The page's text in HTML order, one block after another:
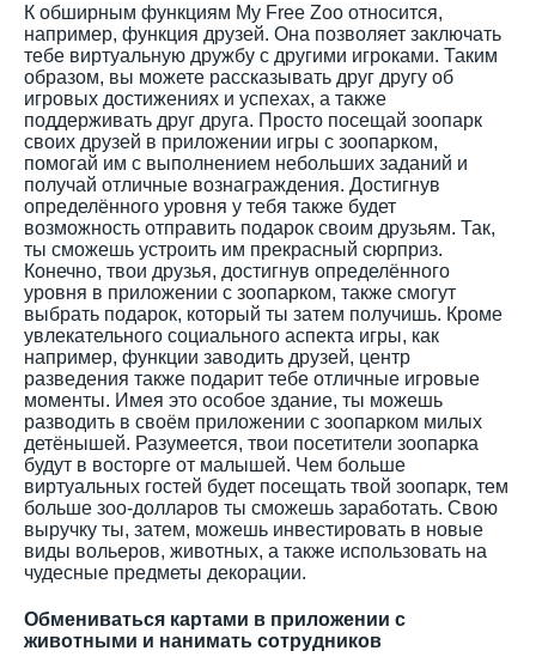
К обширным функциям My Free Zoo относится,
например, функция друзей. Она позволяет заключать
тебе виртуальную дружбу с другими игроками. Таким
образом, вы можете рассказывать друг другу об
игровых достижениях и успехах, а также
поддерживать друг друга. Просто посещай зоопарк
своих друзей в приложении игры с зоопарком,
помогай им с выполнением небольших заданий и
получай отличные вознаграждения. Достигнув
определённого уровня у тебя также будет
возможность отправить подарок своим друзьям. Так,
ты сможешь устроить им прекрасный сюрприз.
Конечно, твои друзья, достигнув определённого
уровня в приложении с зоопарком, также смогут
выбрать подарок, который ты затем получишь. Кроме
увлекательного социального аспекта игры, как
например, функции заводить друзей, центр
разведения также подарит тебе отличные игровые
моменты. Имея это особое здание, ты можешь
разводить в своём приложении с зоопарком милых
детёнышей. Разумеется, твои посетители зоопарка
будут в восторге от малышей. Чем больше
виртуальных гостей будет посещать твой зоопарк, тем
больше зоо-долларов ты сможешь заработать. Свою
выручку ты, затем, можешь инвестировать в новые
виды вольеров, животных, а также использовать на
чудесные предметы декорации.
Обмениваться картами в приложении с
животными и нанимать сотрудников